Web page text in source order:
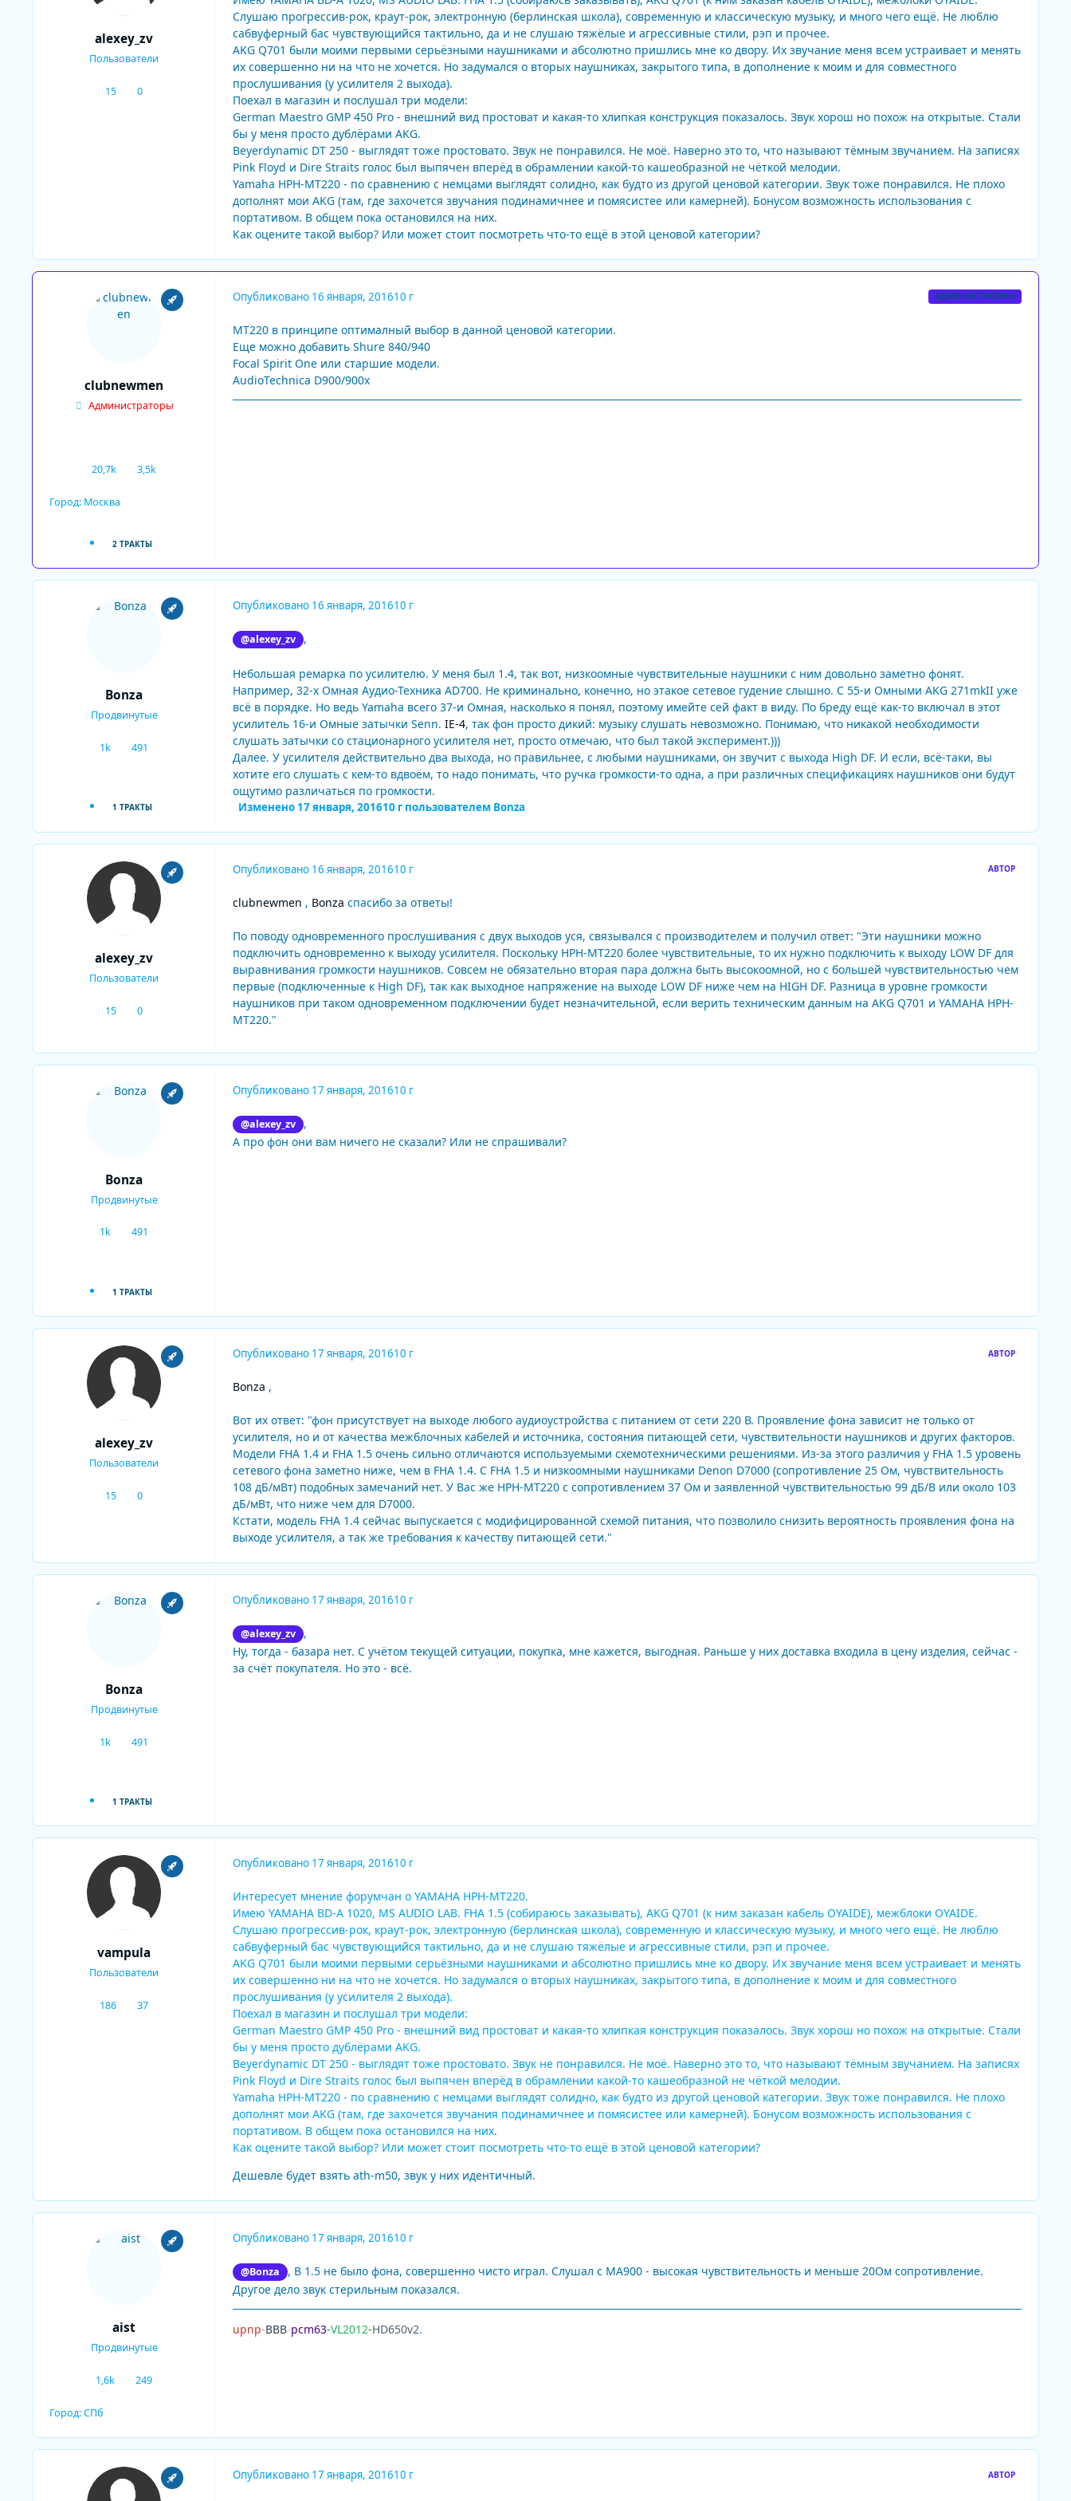
alexey_zv
Пользователи
15сообщения
0Репутация
Слушаю прогрессив-рок, краут-рок, электронную (берлинская школа), современную и классическую музыку, и много чего ещё. Не люблю
сабвуферный бас чувствующийся тактильно, да и не слушаю тяжёлые и агрессивные стили, рэп и прочее.
AKG Q701 были моими первыми серьёзными наушниками и абсолютно пришлись мне ко двору. Их звучание меня всем устраивает и менять
их совершенно ни на что не хочется. Но задумался о вторых наушниках, закрытого типа, в дополнение к моим и для совместного
прослушивания (у усилителя 2 выхода).
Поехал в магазин и послушал три модели:
German Maestro GMP 450 Pro - внешний вид простоват и какая-то хлипкая конструкция показалось. Звук хорош но похож на открытые. Стали
бы у меня просто дублёрами AKG.
Beyerdynamic DT 250 - выглядят тоже простовато. Звук не понравился. Не моё. Наверно это то, что называют тёмным звучанием. На записях
Pink Floyd и Dire Straits голос был выпячен вперёд в обрамлении какой-то кашеобразной не чёткой мелодии.
Yamaha HPH-MT220 - по сравнению с немцами выглядят солидно, как будто из другой ценовой категории. Звук тоже понравился. Не плохо
дополнят мои AKG (там, где захочется звучания подинамичнее и помясистее или камерней). Бонусом возможность использования с
портативом. В общем пока остановился на них.
Как оцените такой выбор? Или может стоит посмотреть что-то ещё в этой ценовой категории?
clubnewmen
Администраторы
20,7kсообщения
3,5kРепутация
Город: Москва
2 ТРАКТЫ
Опубликовано 16 января, 201610 г АДМИНИСТРАТОРЫ
MT220 в принципе оптималный выбор в данной ценовой категории.
Еще можно добавить Shure 840/940
Focal Spirit One или старшие модели.
AudioTechnica D900/900x
Bonza
Продвинутые
1kсообщения
491Репутация
1 ТРАКТЫ
Опубликовано 16 января, 201610 г
@alexey_zv ,
Небольшая ремарка по усилителю. У меня был 1.4, так вот, низкоомные чувствительные наушники с ним довольно заметно фонят.
Например, 32-х Омная Аудио-Техника AD700. Не криминально, конечно, но этакое сетевое гудение слышно. С 55-и Омными AKG 271mkII уже
всё в порядке. Но ведь Yamaha всего 37-и Омная, насколько я понял, поэтому имейте сей факт в виду. По бреду ещё как-то включал в этот
усилитель 16-и Омные затычки Senn. IE-4, так фон просто дикий: музыку слушать невозможно. Понимаю, что никакой необходимости
слушать затычки со стационарного усилителя нет, просто отмечаю, что был такой эксперимент.)))
Далее. У усилителя действительно два выхода, но правильнее, с любыми наушниками, он звучит с выхода High DF. И если, всё-таки, вы
хотите его слушать с кем-то вдвоём, то надо понимать, что ручка громкости-то одна, а при различных спецификациях наушников они будут
ощутимо различаться по громкости.
Изменено 17 января, 201610 гпользователем Bonza
alexey_zv
Пользователи
15сообщения
0Репутация
Опубликовано 16 января, 201610 г АВТОР
clubnewmen , Bonza спасибо за ответы!
По поводу одновременного прослушивания с двух выходов уся, связывался с производителем и получил ответ: "Эти наушники можно
подключить одновременно к выходу усилителя. Поскольку HPH-MT220 более чувствительные, то их нужно подключить к выходу LOW DF для
выравнивания громкости наушников. Совсем не обязательно вторая пара должна быть высокоомной, но с большей чувствительностью чем
первые (подключенные к High DF), так как выходное напряжение на выходе LOW DF ниже чем на HIGH DF. Разница в уровне громкости
наушников при таком одновременном подключении будет незначительной, если верить техническим данным на AKG Q701 и YAMAHA HPH-
MT220."
Bonza
Продвинутые
1kсообщения
491Репутация
1 ТРАКТЫ
Опубликовано 17 января, 201610 г
@alexey_zv
,
А про фон они вам ничего не сказали? Или не спрашивали?
alexey_zv
Пользователи
15сообщения
0Репутация
Опубликовано 17 января, 201610 г АВТОР
Bonza ,
Вот их ответ: "фон присутствует на выходе любого аудиоустройства с питанием от сети 220 В. Проявление фона зависит не только от
усилителя, но и от качества межблочных кабелей и источника, состояния питающей сети, чувствительности наушников и других факторов.
Модели FHA 1.4 и FHA 1.5 очень сильно отличаются используемыми схемотехническими решениями. Из-за этого различия у FHA 1.5 уровень
сетевого фона заметно ниже, чем в FHA 1.4. С FHA 1.5 и низкоомными наушниками Denon D7000 (сопротивление 25 Ом, чувствительность
108 дБ/мВт) подобных замечаний нет. У Вас же HPH-MT220 с сопротивлением 37 Ом и заявленной чувствительностью 99 дБ/В или около 103
дБ/мВт, что ниже чем для D7000.
Кстати, модель FHA 1.4 сейчас выпускается с модифицированной схемой питания, что позволило снизить вероятность проявления фона на
выходе усилителя, а так же требования к качеству питающей сети."
Bonza
Продвинутые
1kсообщения
491Репутация
1 ТРАКТЫ
Опубликовано 17 января, 201610 г
@alexey_zv
,
Ну, тогда - базара нет. С учётом текущей ситуации, покупка, мне кажется, выгодная. Раньше у них доставка входила в цену изделия, сейчас -
за счёт покупателя. Но это - всё.
vampula
Пользователи
186сообщения
37Репутация
Опубликовано 17 января, 201610 г
Интересует мнение форумчан о YAMAHA HPH-MT220.
Имею YAMAHA BD-A 1020, MS AUDIO LAB. FHA 1.5 (собираюсь заказывать), AKG Q701 (к ним заказан кабель OYAIDE), межблоки OYAIDE.
Слушаю прогрессив-рок, краут-рок, электронную (берлинская школа), современную и классическую музыку, и много чего ещё. Не люблю
сабвуферный бас чувствующийся тактильно, да и не слушаю тяжёлые и агрессивные стили, рэп и прочее.
AKG Q701 были моими первыми серьёзными наушниками и абсолютно пришлись мне ко двору. Их звучание меня всем устраивает и менять
их совершенно ни на что не хочется. Но задумался о вторых наушниках, закрытого типа, в дополнение к моим и для совместного
прослушивания (у усилителя 2 выхода).
Поехал в магазин и послушал три модели:
German Maestro GMP 450 Pro - внешний вид простоват и какая-то хлипкая конструкция показалось. Звук хорош но похож на открытые. Стали
бы у меня просто дублёрами AKG.
Beyerdynamic DT 250 - выглядят тоже простовато. Звук не понравился. Не моё. Наверно это то, что называют тёмным звучанием. На записях
Pink Floyd и Dire Straits голос был выпячен вперёд в обрамлении какой-то кашеобразной не чёткой мелодии.
Yamaha HPH-MT220 - по сравнению с немцами выглядят солидно, как будто из другой ценовой категории. Звук тоже понравился. Не плохо
дополнят мои AKG (там, где захочется звучания подинамичнее и помясистее или камерней). Бонусом возможность использования с
портативом. В общем пока остановился на них.
Как оцените такой выбор? Или может стоит посмотреть что-то ещё в этой ценовой категории?
Дешевле будет взять ath-m50, звук у них идентичный.
aist
Продвинутые
1,6kсообщения
249Репутация
Город:СПб
Опубликовано 17 января, 201610 г
@Bonza
, В 1.5 не было фона, совершенно чисто играл. Слушал c MA900 - высокая чувствительность и меньше 20Ом сопротивление.
Другое дело звук стерильным показался.
upnp-BBB-pcm63-VL2012-HD650v2.
Опубликовано 17 января, 201610 г АВТОР